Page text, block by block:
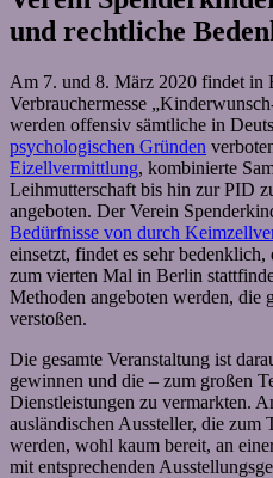
und rechtliche
Am 7. und 8. März 2020 findet in
Verbrauchermesse
werden offensiv sämtliche in
psychologischen Gründen
Eizellvermittlung, kombinierte
Leihmutterschaft bis hin zur PID
angeboten. Der Verein
Bedürfnisse von durch
einsetzt, findet es sehr bedenklich,
zum vierten Mal in Berlin
Methoden angeboten werden, die
verstoßen.
Die gesamte Veranstaltung ist
gewinnen und die – zum großen
Dienstleistungen zu vermarkten.
ausländischen Aussteller, die zum
werden, wohl kaum bereit, an
mit entsprechenden